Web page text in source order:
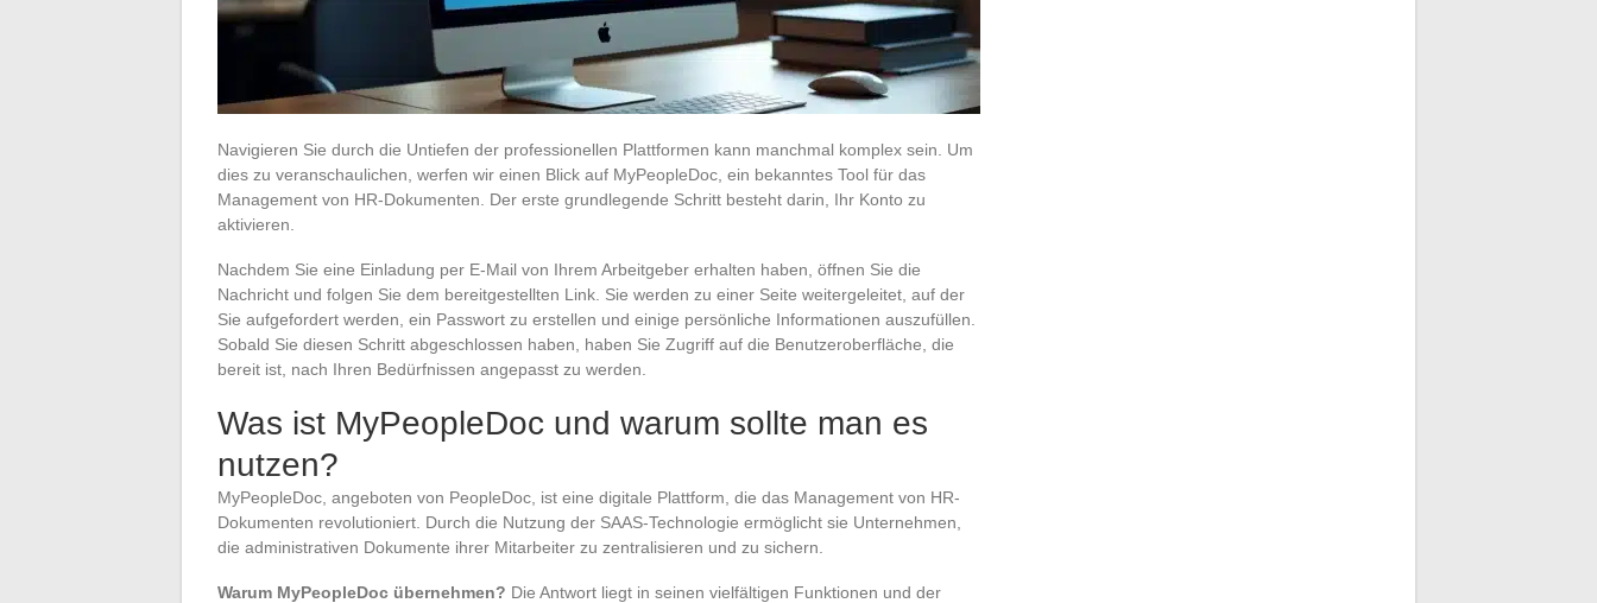
Navigieren Sie durch die Untiefen der professionellen Plattformen kann manchmal komplex sein. Um
dies zu veranschaulichen, werfen wir einen Blick auf MyPeopleDoc, ein bekanntes Tool für das
Management von HR-Dokumenten. Der erste grundlegende Schritt besteht darin, Ihr Konto zu
aktivieren.
Nachdem Sie eine Einladung per E-Mail von Ihrem Arbeitgeber erhalten haben, öffnen Sie die
Nachricht und folgen Sie dem bereitgestellten Link. Sie werden zu einer Seite weitergeleitet, auf der
Sie aufgefordert werden, ein Passwort zu erstellen und einige persönliche Informationen auszufüllen.
Sobald Sie diesen Schritt abgeschlossen haben, haben Sie Zugriff auf die Benutzeroberfläche, die
bereit ist, nach Ihren Bedürfnissen angepasst zu werden.
Was ist MyPeopleDoc und warum sollte man es
nutzen?
MyPeopleDoc, angeboten von PeopleDoc, ist eine digitale Plattform, die das Management von HR-
Dokumenten revolutioniert. Durch die Nutzung der SAAS-Technologie ermöglicht sie Unternehmen,
die administrativen Dokumente ihrer Mitarbeiter zu zentralisieren und zu sichern.
Warum MyPeopleDoc übernehmen? Die Antwort liegt in seinen vielfältigen Funktionen und der